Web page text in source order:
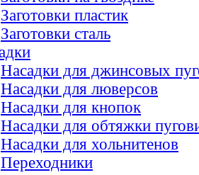
Заготовки пластик
Заготовки сталь
Насадки для джинсовых
Насадки для люверсов
Насадки для кнопок
Насадки для обтяжки
Насадки для хольнитенов
Переходники